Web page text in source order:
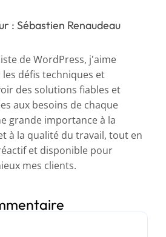
: Sébastien Renaudeau
de WordPress, j'aime
les défis techniques et
des solutions fiables et
aux besoins de chaque
grande importance à la
à la qualité du travail, tout en
et disponible pour
mes clients.